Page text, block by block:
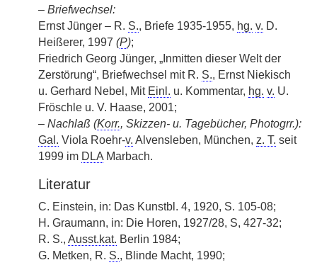
– Briefwechsel:
Ernst Jünger – R. S., Briefe 1935-1955, hg. v. D.
Heißerer, 1997 (P);
Friedrich Georg Jünger, „Inmitten dieser Welt der
Zerstörung“, Briefwechsel mit R. S., Ernst Niekisch
u. Gerhard Nebel, Mit Einl. u. Kommentar, hg. v. U.
Fröschle u. V. Haase, 2001;
– Nachlaß (Korr., Skizzen- u. Tagebücher, Photogrr.):
Gal. Viola Roehr-v. Alvensleben, München, z. T. seit
1999 im DLA Marbach.
Literatur
C. Einstein, in: Das Kunstbl. 4, 1920, S. 105-08;
H. Graumann, in: Die Horen, 1927/28, S, 427-32;
R. S., Ausst.kat. Berlin 1984;
G. Metken, R. S., Blinde Macht, 1990;